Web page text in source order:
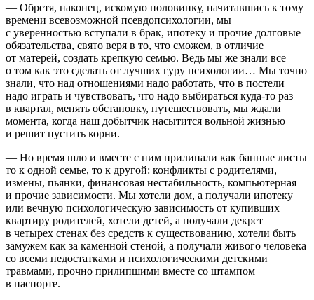
— Обретя, наконец, искомую половинку, начитавшись к тому
времени всевозможной псевдопсихологии, мы
с уверенностью вступали в брак, ипотеку и прочие долговые
обязательства, свято веря в то, что сможем, в отличие
от матерей, создать крепкую семью. Ведь мы же знали все
о том как это сделать от лучших гуру психологии… Мы точно
знали, что над отношениями надо работать, что в постели
надо играть и чувствовать, что надо выбираться куда-то раз
в квартал, менять обстановку, путешествовать, мы ждали
момента, когда наш добытчик насытится вольной жизнью
и решит пустить корни.
— Но время шло и вместе с ним прилипали как банные листы
то к одной семье, то к другой: конфликты с родителями,
измены, пьянки, финансовая нестабильность, компьютерная
и прочие зависимости. Мы хотели дом, а получали ипотеку
или вечную психологическую зависимость от купивших
квартиру родителей, хотели детей, а получали декрет
в четырех стенах без средств к существованию, хотели быть
замужем как за каменной стеной, а получали живого человека
со всеми недостатками и психологическими детскими
травмами, прочно прилипшими вместе со штампом
в паспорте.